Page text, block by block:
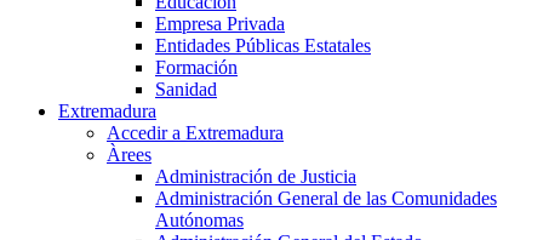
Empresa Privada
Entidades Públicas Estatales
Formación
Sanidad
Extremadura
Accedir a Extremadura
Àrees
Administración de Justicia
Administración General de las Comunidades
Autónomas